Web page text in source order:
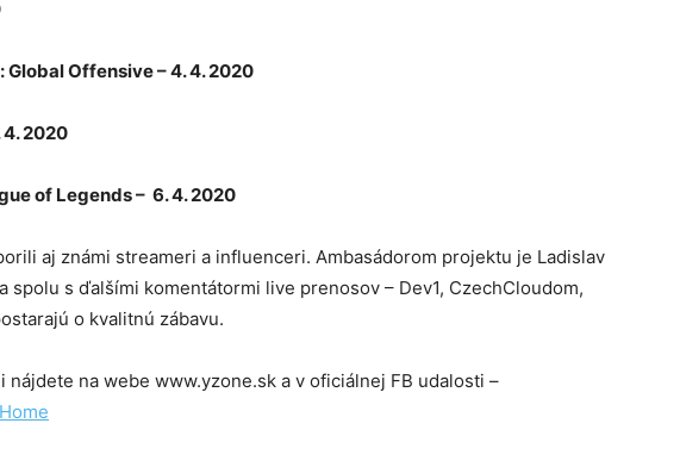
Offensive – 4. 4. 2020
2020
of Legends – 6. 4. 2020
aj známi streameri a influenceri. Ambasádorom projektu je Ladislav
spolu s ďalšími komentátormi live prenosov – Dev1, CzechCloudom,
o kvalitnú zábavu.
nájdete na webe www.yzone.sk a v oficiálnej FB udalosti –